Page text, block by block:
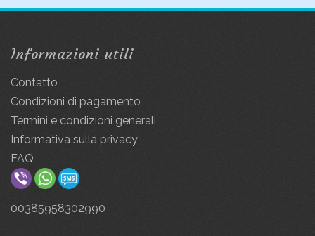
Informazioni utili
Contatto
Condizioni di pagamento
Termini e condizioni generali
Informativa sulla privacy
FAQ
00385958302990